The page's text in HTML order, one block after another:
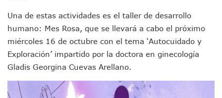
Hallazgo De Yareli Colmenares Tovar Eleva A 4 Cuerpos
Regresa A Puerto Vallarta La Premiación Nacional De La
Ra Aguilar Acompaña A Cientos De Familias En Las
Oleaje Y Riesgo Por Cocodrilos Mantienen Restricciones
“Kato” Supera El Abandono Y Comienza Una Nueva Vida
México Necesitaba 600 Mil Empleos; Solo Generó 262 Mil
Poderoso Terremoto Destruye Edificios Y Puentes En
Munguía Es El Sexto Mejor Alcalde De Jalisco, Según
Una de estas actividades es el taller de desarrollo
humano: Mes Rosa, que se llevará a cabo el próximo
miércoles 16 de octubre con el tema ‘Autocuidado y
Exploración’ impartido por la doctora en ginecología
Gladis Georgina Cuevas Arellano.